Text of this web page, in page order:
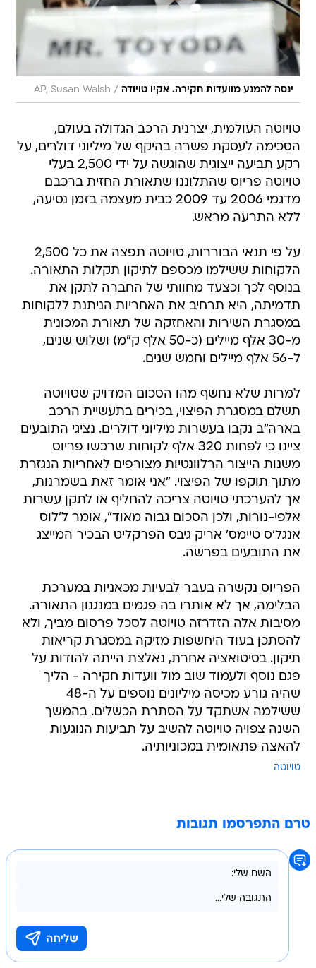
ינסה להמנע מוועדות חקירה. אקיו טויודה /
AP, Susan Walsh
טויוטה העולמית, יצרנית הרכב הגדולה בעולם,
הסכימה לעסקת פשרה בהיקף של מיליוני דולרים, על
רקע תביעה ייצוגית שהוגשה על ידי 2,500 בעלי
טויוטה פריוס שהתלוננו שתאורת החזית ברכבם
מדגמי 2006 עד 2009 כבית מעצמה בזמן נסיעה,
ללא התרעה מראש.
על פי תנאי הבוררות, טויוטה תפצה את כל 2,500
הלקוחות ששילמו מכספם לתיקון תקלות התאורה.
בנוסף לכך וכצעד מחוותי של החברה לתקן את
תדמיתה, היא תרחיב את האחריות הניתנת ללקוחות
במסגרת השירות והאחזקה של תאורת המכונית
מ-30 אלף מיילים (כ-50 אלף ק"מ) ושלוש שנים,
ל-56 אלף מיילים וחמש שנים.
למרות שלא נחשף מהו הסכום המדויק שטויוטה
תשלם במסגרת הפיצוי, בכירים בתעשיית הרכב
בארה"ב נקבו בעשרות מיליוני דולרים. נציגי התובעים
ציינו כי לפחות 320 אלף לקוחות שרכשו פריוס
משנות הייצור הרלוונטיות מצורפים לאחריות הנגזרת
מתוך תוקפו של הפיצוי. "אני אומר זאת בשמרנות,
אך להערכתי טויוטה צריכה להחליף או לתקן עשרות
אלפי-נורות, ולכן הסכום גבוה מאוד", אומר ל'לוס
אנגל'ס טיימס' אריק גיבס הפרקליט הבכיר המייצג
את התובעים בפרשה.
הפריוס נקשרה בעבר לבעיות מכאניות במערכת
הבלימה, אך לא אותרו בה פגמים במנגנון התאורה.
מסיבות אלה הזדרזה טויוטה לסכל פרסום מביך, ולא
להסתכן בעוד היחשפות מזיקה במסגרת קריאות
תיקון. בסיטואציה אחרת, נאלצת הייתה להודות על
פגם נוסף ולעמוד שוב מול וועדות חקירה - הליך
שהיה גורע מכיסה מיליונים נוספים על ה-48
ששילמה אשתקד על הסתרת הכשלים. בהמשך
השנה צפויה טויוטה להשיב על תביעות הנוגעות
להאצה פתאומית במכוניותיה.
טויוטה
טרם התפרסמו תגובות